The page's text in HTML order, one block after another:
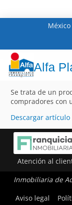
México
Alfa
Se trata de un
compradores con
Descargar artículo
Atención al
Inmobiliaria de
Aviso legal